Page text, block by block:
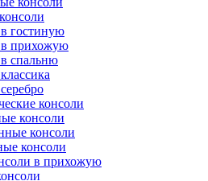
гостиную
прихожую
спальню
консоли
консоли
консоли
консоли
в прихожую